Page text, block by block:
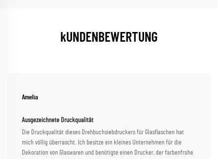
kUNDENBEWERTUNG
Amelia
Ausgezeichnete Druckqualität
Die Druckqualität dieses Drehbuchsiebdruckers für Glasflaschen hat
mich völlig überrascht. Ich besitze ein kleines Unternehmen für die
Dekoration von Glaswaren und benötigte einen Drucker, der farbenfrohe